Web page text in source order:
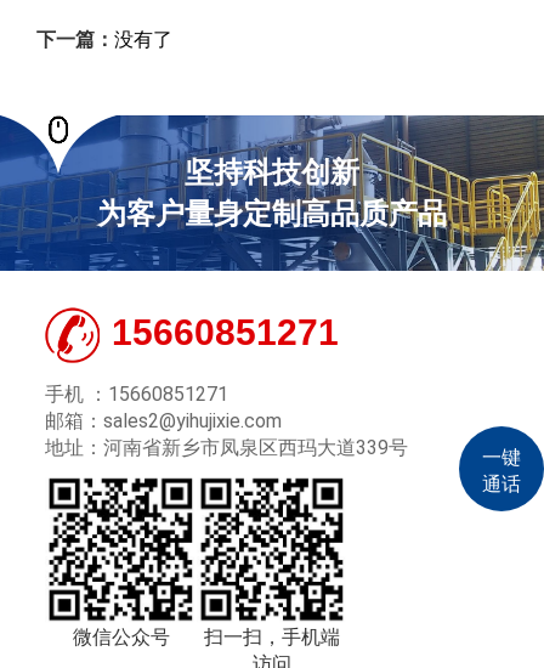
下一篇： 没有了
坚持科技创新
为客户量身定制高品质产品
15660851271
手机 ：15660851271
邮箱：sales2@yihujixie.com
地址：河南省新乡市凤泉区西玛大道339号
微信公众号
扫一扫，手机端
一键
通话